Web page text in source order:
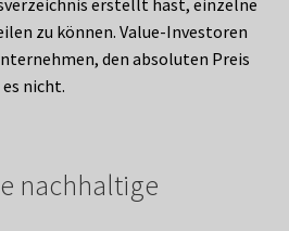
zu können. Value-Investoren
den absoluten Preis
nicht.
nachhaltige